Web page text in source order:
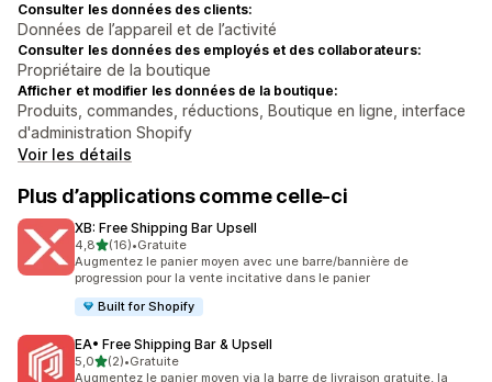
Consulter les données des clients:
Données de l’appareil et de l’activité
Consulter les données des employés et des collaborateurs:
Propriétaire de la boutique
Afficher et modifier les données de la boutique:
Produits, commandes, réductions, Boutique en ligne, interface
d'administration Shopify
Voir les détails
Plus d’applications comme celle-ci
XB: Free Shipping Bar Upsell
4,8étoile(s) sur 5
(16)
16 avis au total
•Gratuite
Augmentez le panier moyen avec une barre/bannière de
progression pour la vente incitative dans le panier
Built for Shopify
EA• Free Shipping Bar & Upsell
5,0étoile(s) sur 5
(2)
2 avis au total
•Gratuite
Augmentez le panier moyen via la barre de livraison gratuite, la